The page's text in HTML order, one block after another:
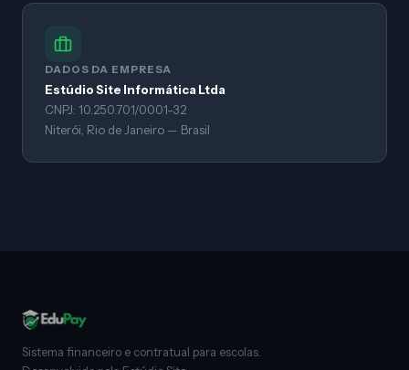
DADOS DA EMPRESA
Estúdio Site Informática Ltda
CNPJ: 10.250.701/0001-32
Niterói, Rio de Janeiro — Brasil
Sistema financeiro e contratual para escolas.